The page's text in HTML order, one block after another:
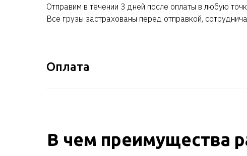
Отправим в течении 3 дней после оплаты в любую
Все грузы застрахованы перед отправкой,
Оплата
В чем преимущества